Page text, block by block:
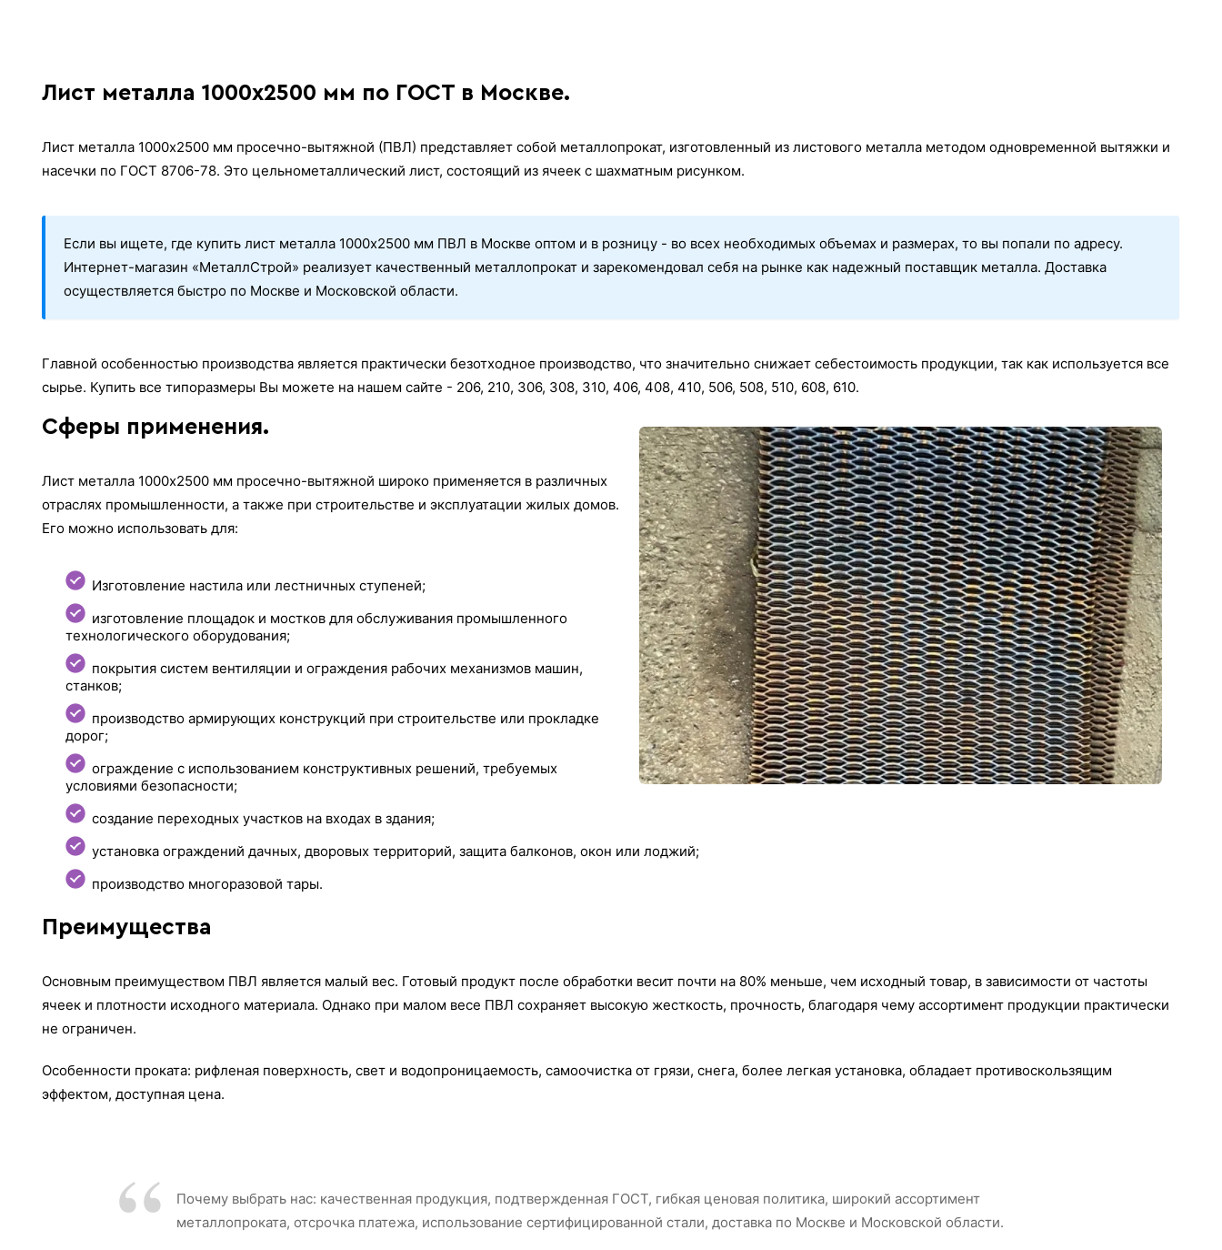
Лист металла 1000х2500 мм по ГОСТ в Москве.
Лист металла 1000х2500 мм просечно-вытяжной (ПВЛ) представляет собой металлопрокат, изготовленный из листового металла методом одновременной вытяжки и
насечки по ГОСТ 8706-78. Это цельнометаллический лист, состоящий из ячеек с шахматным рисунком.
Если вы ищете, где купить лист металла 1000х2500 мм ПВЛ в Москве оптом и в розницу - во всех необходимых объемах и размерах, то вы попали по адресу.
Интернет-магазин «МеталлСтрой» реализует качественный металлопрокат и зарекомендовал себя на рынке как надежный поставщик металла. Доставка
осуществляется быстро по Москве и Московской области.
Главной особенностью производства является практически безотходное производство, что значительно снижает себестоимость продукции, так как используется все
сырье. Купить все типоразмеры Вы можете на нашем сайте - 206, 210, 306, 308, 310, 406, 408, 410, 506, 508, 510, 608, 610.
Сферы применения.
Лист металла 1000х2500 мм просечно-вытяжной широко применяется в различных
отраслях промышленности, а также при строительстве и эксплуатации жилых домов.
Его можно использовать для:
Изготовление настила или лестничных ступеней;
изготовление площадок и мостков для обслуживания промышленного
технологического оборудования;
покрытия систем вентиляции и ограждения рабочих механизмов машин,
станков;
производство армирующих конструкций при строительстве или прокладке
дорог;
ограждение с использованием конструктивных решений, требуемых
условиями безопасности;
создание переходных участков на входах в здания;
установка ограждений дачных, дворовых территорий, защита балконов, окон или лоджий;
производство многоразовой тары.
Преимущества
Основным преимуществом ПВЛ является малый вес. Готовый продукт после обработки весит почти на 80% меньше, чем исходный товар, в зависимости от частоты
ячеек и плотности исходного материала. Однако при малом весе ПВЛ сохраняет высокую жесткость, прочность, благодаря чему ассортимент продукции практически
не ограничен.
Особенности проката: рифленая поверхность, свет и водопроницаемость, самоочистка от грязи, снега, более легкая установка, обладает противоскользящим
эффектом, доступная цена.
Почему выбрать нас: качественная продукция, подтвержденная ГОСТ, гибкая ценовая политика, широкий ассортимент
металлопроката, отсрочка платежа, использование сертифицированной стали, доставка по Москве и Московской области.